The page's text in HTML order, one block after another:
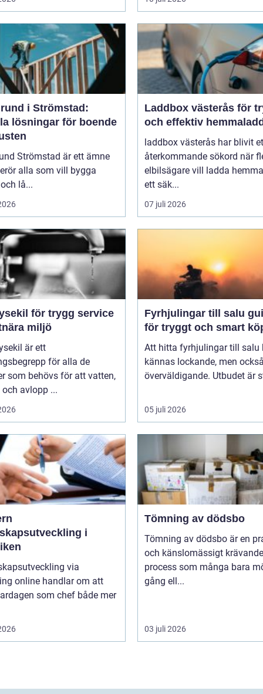
i Strömstad:
lösningar för boende
Strömstad är ett ämne
alla som vill bygga
lå...
Laddbox västerås för
och effektiv
laddbox västerås har blivit
återkommande sökord när
elbilsägare vill ladda
ett säk...
07 juli 2026
för trygg service
miljö
är ett
för alla de
som behövs för att vatten,
avlopp ...
Fyrhjulingar till salu guide
för tryggt och smart
Att hitta fyrhjulingar till salu
kännas lockande, men
överväldigande. Utbudet är
05 juli 2026
i
via
online handlar om att
som chef både mer
Tömning av dödsbo
Tömning av dödsbo är en
och känslomässigt krävande
process som många bara
gång ell...
03 juli 2026